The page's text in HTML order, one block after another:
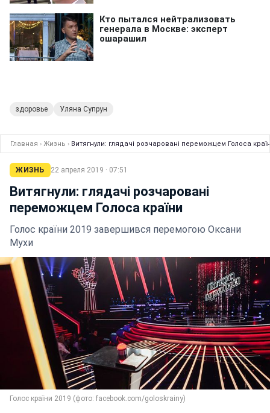
здоровье Уляна Супрун
Главная › Жизнь › Витягнули: глядачі розчаровані переможцем Голоса
ЖИЗНЬ 22 апреля 2019 · 07:51
Витягнули: глядачі розчаровані
переможцем Голоса країни
Голос країни 2019 завершився перемогою Оксани
Мухи
Голос країни 2019 (фото: facebook.com/goloskrainy)